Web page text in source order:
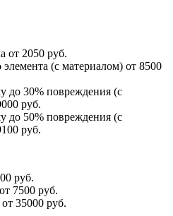
от 2050 руб.
(с материалом) от 8500
до 30% повреждения (с
руб.
до 50% повреждения (с
руб.
руб.
7500 руб.
35000 руб.